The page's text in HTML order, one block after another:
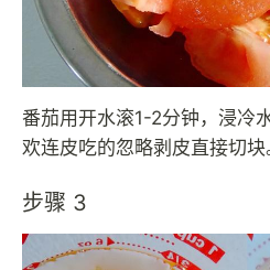
番茄用开水滚1-2分钟，浸冷
欢连皮吃的忽略剥皮直接切块
步骤 3